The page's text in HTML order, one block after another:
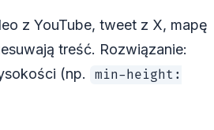
z YouTube, tweet z X, mapę
treść. Rozwiązanie:
(np.
min-height: